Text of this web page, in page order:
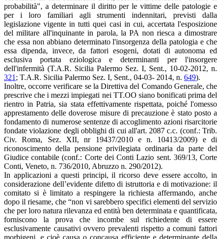
probabilità", a determinare il diritto per le vittime delle patologie e
per i loro familiari agli strumenti indennitari, previsti dalla
legislazione vigente in tutti quei casi in cui, accertata l'esposizione
del militare all'inquinante in parola, la PA non riesca a dimostrare
che essa non abbiano determinato l'insorgenza della patologia e che
essa dipenda, invece, da fattori esogeni, dotati di autonoma ed
esclusiva portata eziologica e determinanti per l'insorgere
dell'infermità (T.A.R. Sicilia Palermo Sez. I, Sent., 10-02-2012, n.
321 ; T.A.R. Sicilia Palermo Sez. I, Sent., 04-03- 2014, n. 649).
Inoltre, occorre verificare se la Direttiva del Comando Generale, che
prescrive che i mezzi impiegati nei TT.OO siano bonificati prima del
rientro in Patria, sia stata effettivamente rispettata, poiché l'omesso
apprestamento delle doverose misure di precauzione è stato posto a
fondamento di numerose sentenze di accoglimento azioni risarcitorie
fondate violazione degli obblighi di cui all'art. 2087 c.c. (conf.: Trib.
Civ. Roma, Sez. XII, nr 19437/2010 e n. 10413/2009) e di
riconoscimento della pensione privilegiata ordinaria da parte del
Giudice contabile (conf.: Corte dei Conti Lazio sent. 369/13, Corte
Conti, Veneto, n. 736/2010, Abruzzo n. 290/2012).
In applicazioni a questi principi, il ricorso deve essere accolto, in
considerazione dell’evidente difetto di istruttoria e di motivazione: il
comitato si è limitato a respingere la richiesta affermando, anche
dopo il riesame, che “non vi sarebbero specifici elementi del servizio
che per loro natura rilevanza ed entità ben determinata e quantificata,
forniscono la prova che incombe sul richiedente di essere
esclusivamente causativi ovvero prevalenti rispetto a comuni fattori
morbigeni, e cioè causa o concausa efficiente e determinante della